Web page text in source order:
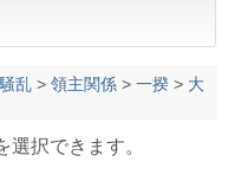
乱> 領主関係> 一揆> 大
択できます。